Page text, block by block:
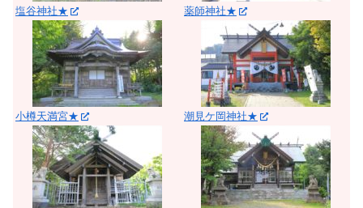
塩谷神社★
小樽天満宮★
薬師神社★
潮見ケ岡神社★